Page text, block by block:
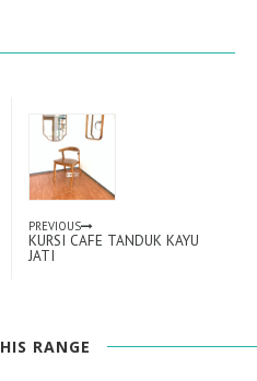
PREVIOUS
KURSI CAFE TANDUK KAYU
JATI
RANGE